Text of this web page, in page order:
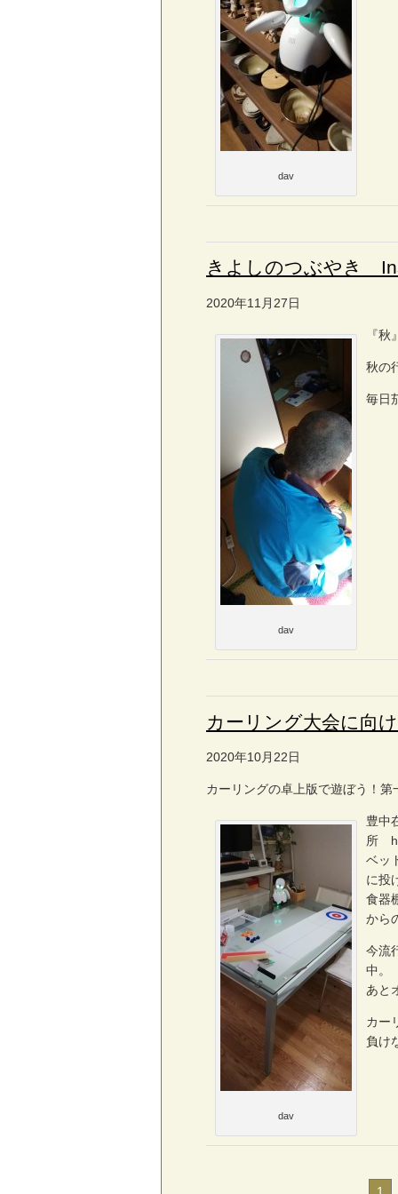
dav
きよしのつぶやき
2020年11月27日
dav
『
秋の
毎日
カーリング大会に向
2020年10月22日
カーリングの卓上版で遊ぼう！第
dav
豊中
所
ベッ
に投
食器
から
今流
中。
あと
カー
負け